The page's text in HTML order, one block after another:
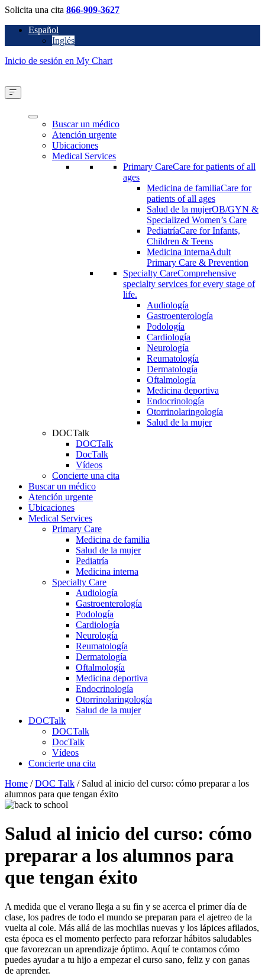
Solicita una cita 866-909-3627
Español
Inglés
Inicio de sesión en My Chart
Buscar un médico
Atención urgente
Ubicaciones
Medical Services
Primary CareCare for patients of all
ages
Medicina de familiaCare for
patients of all ages
Salud de la mujerOB/GYN &
Specialized Women’s Care
PediatríaCare for Infants,
Children & Teens
Medicina internaAdult
Primary Care & Prevention
Specialty CareComprehensive
specialty services for every stage of
life.
Audiología
Gastroenterología
Podología
Cardiología
Neurología
Reumatología
Dermatología
Oftalmología
Medicina deportiva
Endocrinología
Otorrinolaringología
Salud de la mujer
DOCTalk
DOCTalk
DocTalk
Vídeos
Concierte una cita
Buscar un médico
Atención urgente
Ubicaciones
Medical Services
Primary Care
Medicina de familia
Salud de la mujer
Pediatría
Medicina interna
Specialty Care
Audiología
Gastroenterología
Podología
Cardiología
Neurología
Reumatología
Dermatología
Oftalmología
Medicina deportiva
Endocrinología
Otorrinolaringología
Salud de la mujer
DOCTalk
DOCTalk
DocTalk
Vídeos
Concierte una cita
Home /DOC Talk / Salud al inicio del curso: cómo preparar a los
alumnos para que tengan éxito
Salud al inicio del curso: cómo
preparar a los alumnos para
que tengan éxito
A medida que el verano llega a su fin y se acerca el primer día de
clase, los padres de todo el mundo se preparan para el ajetreo de la
vuelta al cole. Más allá de las mochilas nuevas y los lápices afilados,
esta época es el momento perfecto para reforzar hábitos saludables
que favorezcan un aprendizaje óptimo. Aquí te contamos cómo
puedes ayudar a tu hijo a empezar el curso sano, feliz y con ganas
de aprender.